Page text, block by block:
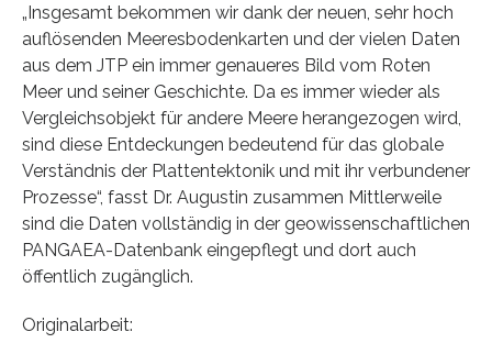
„Insgesamt bekommen wir dank der neuen, sehr hoch
auflösenden Meeresbodenkarten und der vielen Daten
aus dem JTP ein immer genaueres Bild vom Roten
Meer und seiner Geschichte. Da es immer wieder als
Vergleichsobjekt für andere Meere herangezogen wird,
sind diese Entdeckungen bedeutend für das globale
Verständnis der Plattentektonik und mit ihr verbundener
Prozesse“, fasst Dr. Augustin zusammen Mittlerweile
sind die Daten vollständig in der geowissenschaftlichen
PANGAEA-Datenbank eingepflegt und dort auch
öffentlich zugänglich.
Originalarbeit: